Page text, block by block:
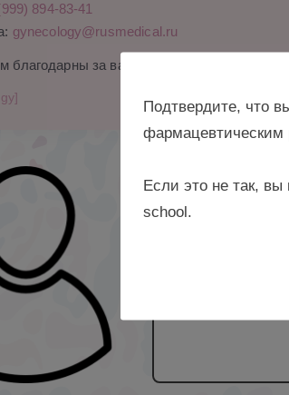
894-83-41
gynecology@rusmedical.ru
благодарны за ваши комментарии.
д. м. н.,
медицинский
Подтвердите, что
фармацевтическим
Если это не так,
school.